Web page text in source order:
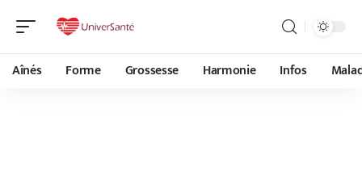
Aînés Forme Grossesse Harmonie Infos